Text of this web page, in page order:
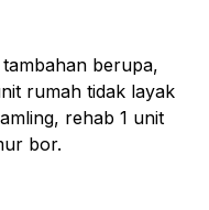
berupa,
rumah tidak layak
rehab 1 unit
bor.